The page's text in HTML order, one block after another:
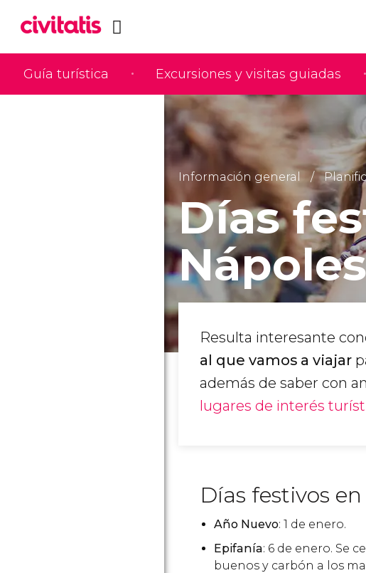
Guía turística Excursiones y visitas guiadas
Información general
Días
Nápoles
Resulta interesante
al que vamos a viajar
además de saber con
lugares de interés
Días festivos
Año Nuevo: 1 de enero.
Epifanía: 6 de enero. Se
buenos y carbón a los